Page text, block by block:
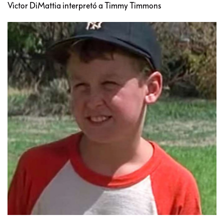
Victor DiMattia interpretó a Timmy Timmons